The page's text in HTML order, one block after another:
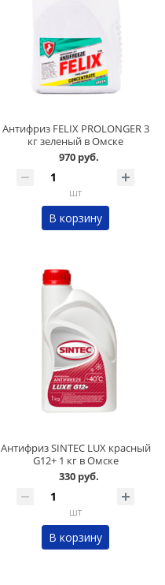
Антифриз FELIX PROLONGER 3
кг зеленый в Омске
970 руб.
шт
В корзину
Антифриз SINTEC LUX красный
G12+ 1 кг в Омске
330 руб.
шт
В корзину